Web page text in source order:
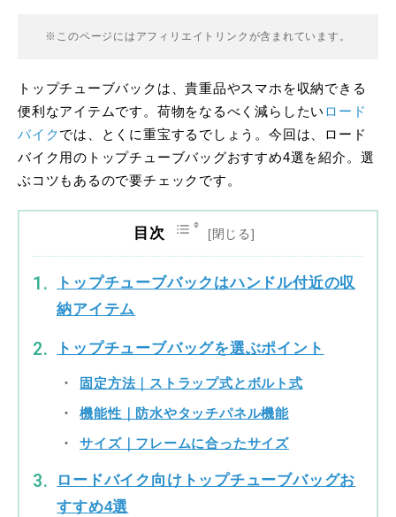
※このページにはアフィリエイトリンクが含まれています。
トップチューブバックは、貴重品やスマホを収納できる
便利なアイテムです。荷物をなるべく減らしたい ロード
バイクでは、とくに重宝するでしょう。今回は、ロード
バイク用のトップチューブバッグおすすめ4選を紹介。選
ぶコツもあるので要チェックです。
目次
トップチューブバックはハンドル付近の収
納アイテム
トップチューブバッグを選ぶポイント
固定方法｜ストラップ式とボルト式
機能性｜防水やタッチパネル機能
サイズ｜フレームに合ったサイズ
ロードバイク向けトップチューブバッグお
すすめ4選